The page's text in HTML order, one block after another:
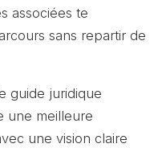
associées te
sans repartir de
guide juridique
une meilleure
une vision claire